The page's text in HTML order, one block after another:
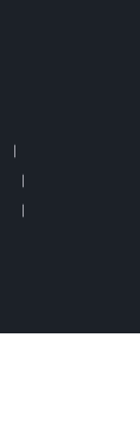
|
|
|